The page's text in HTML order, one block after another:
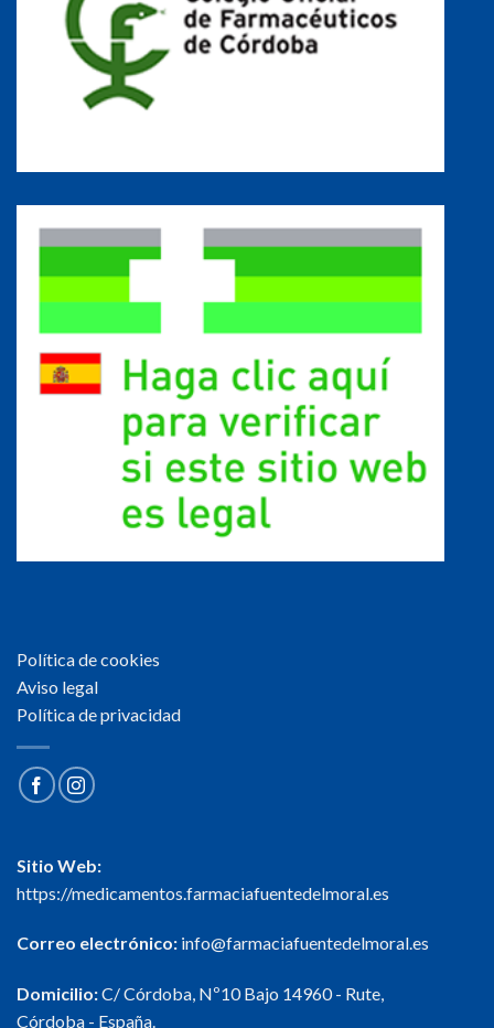
Política de cookies
Aviso legal
Política de privacidad
Sitio Web:
https://medicamentos.farmaciafuentedelmoral.es
Correo electrónico: info@farmaciafuentedelmoral.es
Domicilio:C/ Córdoba, Nº10 Bajo 14960 - Rute,
Córdoba - España.